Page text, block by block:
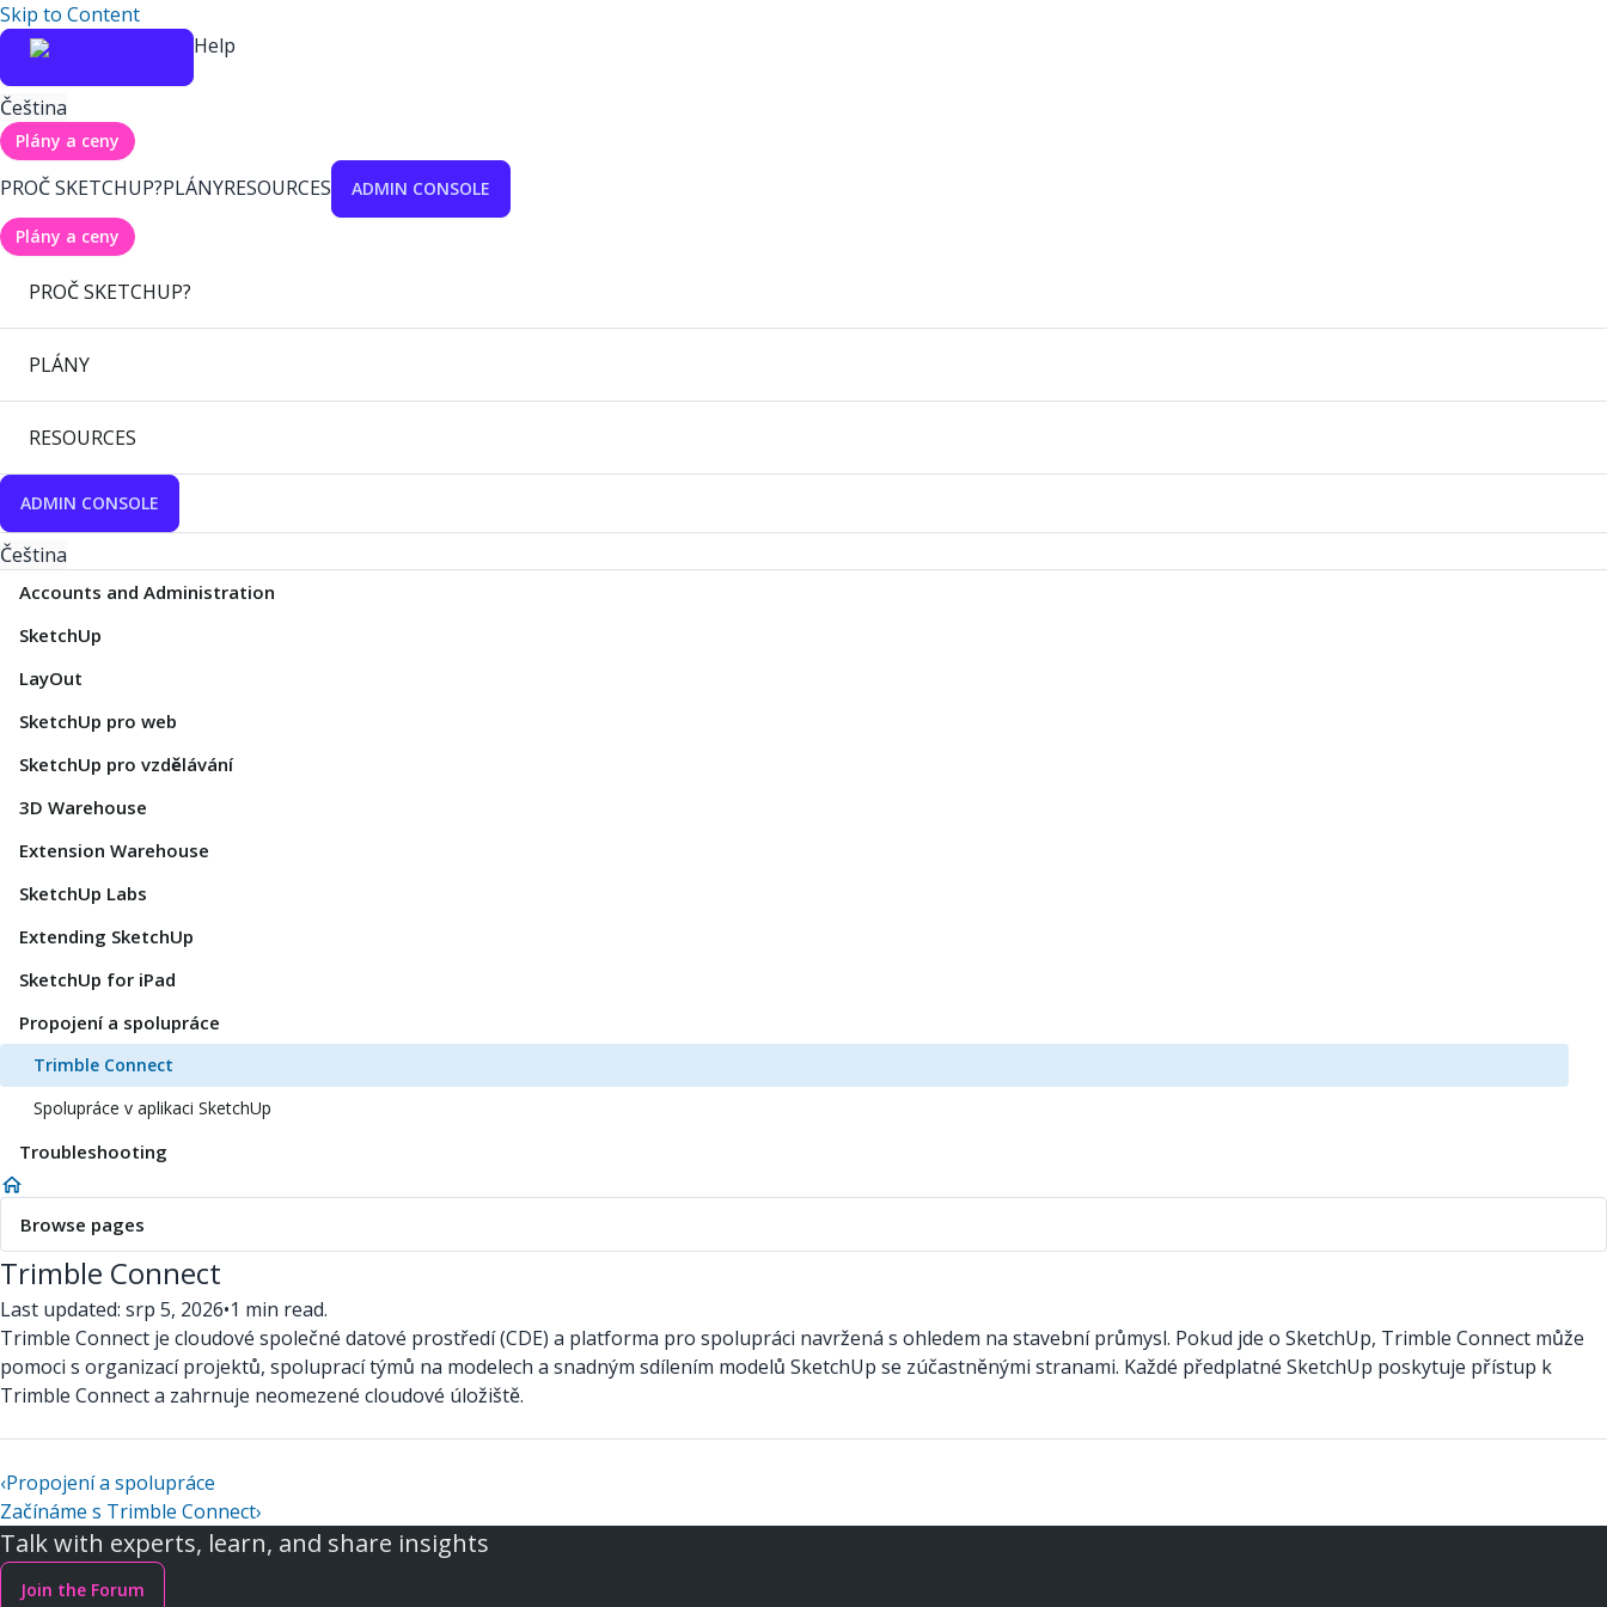
Skip to Content
Help
Čeština
Plány a ceny
PROČ SKETCHUP?PLÁNYRESOURCES ADMIN CONSOLE
Plány a ceny
PROČ SKETCHUP?
PLÁNY
RESOURCES
ADMIN CONSOLE
Čeština
Accounts and Administration
SketchUp
LayOut
SketchUp pro web
SketchUp pro vzdělávání
3D Warehouse
Extension Warehouse
SketchUp Labs
Extending SketchUp
SketchUp for iPad
Propojení a spolupráce
Trimble Connect
Spolupráce v aplikaci SketchUp
Troubleshooting
Browse pages
Trimble Connect
Last updated: srp 5, 2026•1 min read.
Trimble Connect je cloudové společné datové prostředí (CDE) a platforma pro spolupráci navržená s ohledem na stavební průmysl. Pokud jde o SketchUp, Trimble Connect může
pomoci s organizací projektů, spoluprací týmů na modelech a snadným sdílením modelů SketchUp se zúčastněnými stranami. Každé předplatné SketchUp poskytuje přístup k
Trimble Connect a zahrnuje neomezené cloudové úložiště.
‹Propojení a spolupráce
Začínáme s Trimble Connect›
Talk with experts, learn, and share insights
Join the Forum